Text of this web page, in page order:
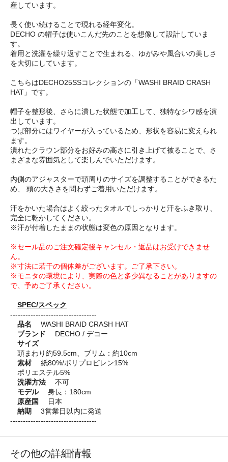
産しています。
長く使い続けることで現れる経年変化。
DECHO の帽子は使いこんだ先のことを想像して設計していま
す。
着用と洗濯を繰り返すことで生まれる、ゆがみや風合いの美しさ
を大切にしています。
こちらはDECHO25SSコレクションの「WASHI BRAID CRASH
HAT」です。
帽子を整形後、さらに潰した状態で加工して、独特なシワ感を演
出しています。
つば部分にはワイヤーが入っているため、形状を容易に変えられ
ます。
潰れたクラウン部分をお好みの高さに引き上げて被ることで、さ
まざまな雰囲気として楽しんでいただけます。
内側のアジャスターで頭周りのサイズを調整することができるた
め、 頭の大きさを問わずご着用いただけます。
汗をかいた場合はよく絞ったタオルでしっかりと汗をふき取り、
完全に乾かしてください。
※汗が付着したままの状態は変色の原因となります。
※セール品のご注文確定後キャンセル・返品はお受けできませ
ん。
※寸法に若干の個体差がございます。ご了承下さい。
※モニタの環境により、実際の色と多少異なることがありますの
で、予めご了承ください。
SPEC/スペック
----------------------------------
品名
WASHI BRAID CRASH HAT
ブランド
DECHO / デコー
サイズ
頭まわり約59.5cm、ブリム：約10cm
素材 紙80%/ポリプロピレン15%
ポリエステル5%
洗濯方法 不可
モデル身長：180cm
原産国 日本
納期 3営業日以内に発送
----------------------------------
その他の詳細情報